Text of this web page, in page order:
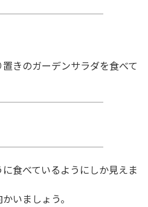
きのガーデンサラダを食べて
食べているようにしか見えま
いましょう。